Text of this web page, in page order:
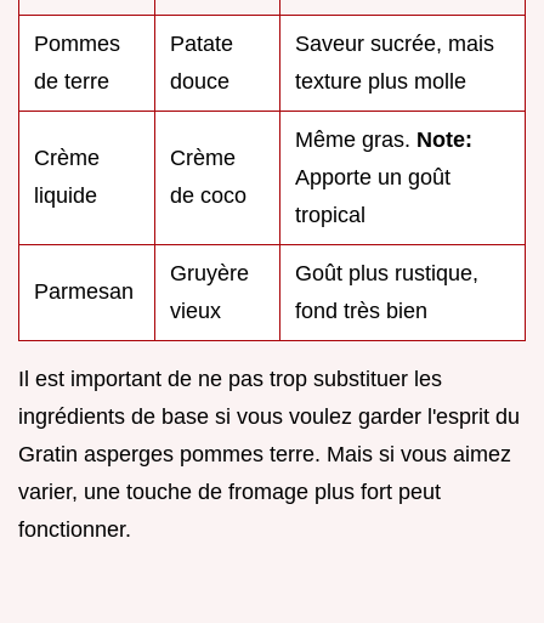
Pommes
de terre
Patate
douce
Saveur sucrée, mais
texture plus molle
Crème
liquide
Crème
de coco
Même gras. Note:
Apporte un goût
tropical
Parmesan
Gruyère
vieux
Goût plus rustique,
fond très bien
Il est important de ne pas trop substituer les
ingrédients de base si vous voulez garder l'esprit du
Gratin asperges pommes terre. Mais si vous aimez
varier, une touche de fromage plus fort peut
fonctionner.